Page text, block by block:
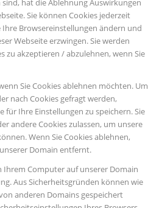
hat die Ablehnung Auswirkungen
Sie können Cookies jederzeit
Browsereinstellungen ändern und
Webseite erzwingen. Sie werden
zu akzeptieren / abzulehnen, wenn Sie
Sie Cookies ablehnen möchten. Um
nach Cookies gefragt werden,
für Ihre Einstellungen zu speichern. Sie
andere Cookies zulassen, um unsere
Wenn Sie Cookies ablehnen,
Domain entfernt.
Computer auf unserer Domain
Aus Sicherheitsgründen können wie
anderen Domains gespeichert